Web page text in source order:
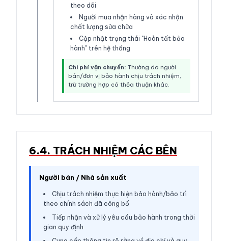
theo dõi
Người mua nhận hàng và xác nhận
chất lượng sửa chữa
Cập nhật trạng thái "Hoàn tất bảo
hành" trên hệ thống
Chi phí vận chuyển: Thường do người
bán/đơn vị bảo hành chịu trách nhiệm,
trừ trường hợp có thỏa thuận khác.
6.4. TRÁCH NHIỆM CÁC BÊN
Người bán / Nhà sản xuất
Chịu trách nhiệm thực hiện bảo hành/bảo trì
theo chính sách đã công bố
Tiếp nhận và xử lý yêu cầu bảo hành trong thời
gian quy định